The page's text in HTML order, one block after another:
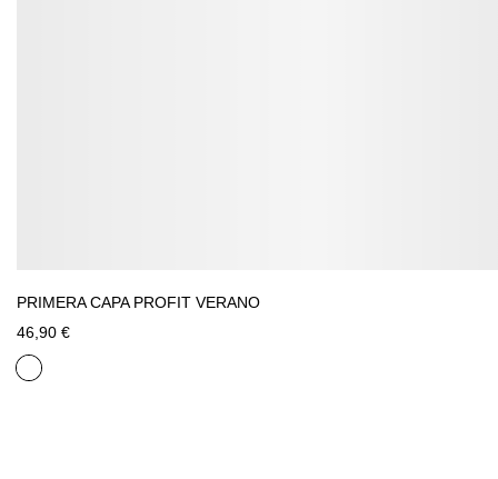
PRIMERA CAPA PROFIT VERANO
46,90 €